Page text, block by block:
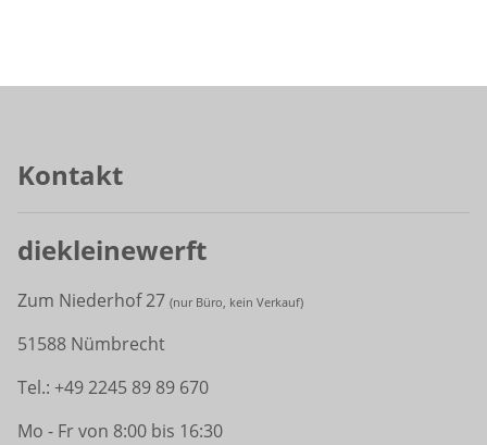
Kontakt
diekleinewerft
Zum Niederhof 27 (nur Büro, kein Verkauf)
51588 Nümbrecht
Tel.: +49 2245 89 89 670
Mo - Fr von 8:00 bis 16:30